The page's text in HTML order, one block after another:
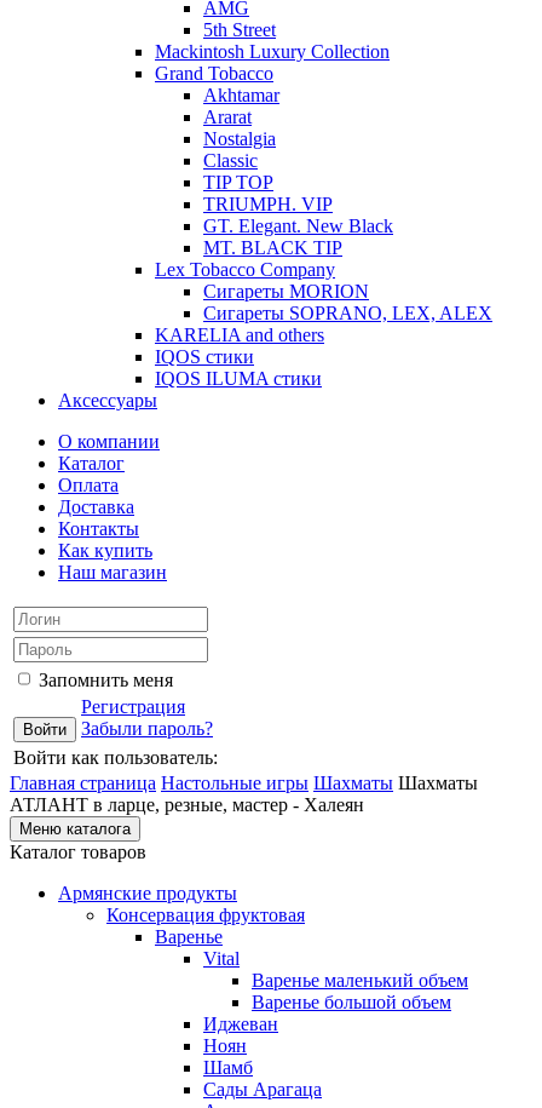
AMG
5th Street
Mackintosh Luxury Collection
Grand Tobacco
Akhtamar
Ararat
Nostalgia
Classic
TIP TOP
TRIUMPH. VIP
GT. Elegant. New Black
MT. BLACK TIP
Lex Tobacco Company
Сигареты MORION
Сигареты SOPRANO, LEX, ALEX
KARELIA and others
IQOS стики
IQOS ILUMA стики
Аксессуары
О компании
Каталог
Оплата
Доставка
Контакты
Как купить
Наш магазин
Запомнить меня
Регистрация
Забыли пароль?
Войти как пользователь:
Главная страница Настольные игры Шахматы Шахматы
АТЛАНТ в ларце, резные, мастер - Халеян
Меню каталога
Каталог товаров
Армянские продукты
Консервация фруктовая
Варенье
Vital
Варенье маленький объем
Варенье большой объем
Иджеван
Ноян
Шамб
Сады Арагаца